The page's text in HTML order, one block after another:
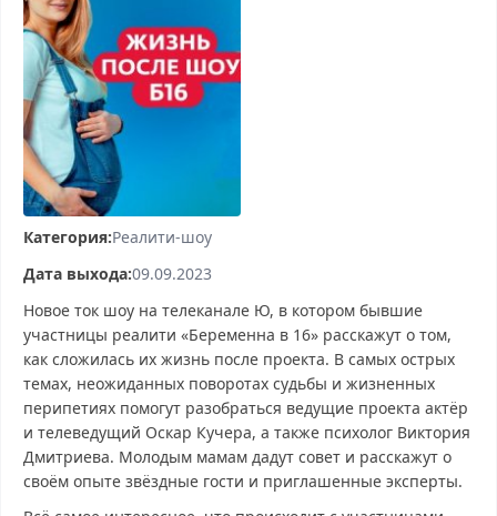
Категория:Реалити-шоу
Дата выхода:09.09.2023
Новое ток шоу на телеканале Ю, в котором бывшие
участницы реалити «Беременна в 16» расскажут о том,
как сложилась их жизнь после проекта. В самых острых
темах, неожиданных поворотах судьбы и жизненных
перипетиях помогут разобраться ведущие проекта актёр
и телеведущий Оскар Кучера, а также психолог Виктория
Дмитриева. Молодым мамам дадут совет и расскажут о
своём опыте звёздные гости и приглашенные эксперты.